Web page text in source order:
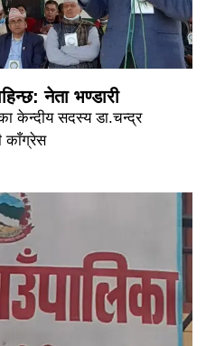
नेता भण्डारी
केन्दीय सदस्य डा.चन्द्र
काँग्रेस